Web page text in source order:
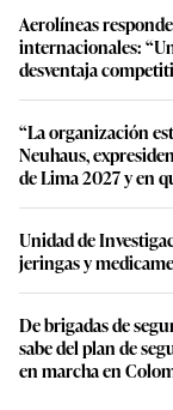
Aerolíneas
internacionales:
desventaja
“La organización
Neuhaus,
de Lima 2027 y en
Unidad de
jeringas y
De brigadas de
sabe del plan de
en marcha en